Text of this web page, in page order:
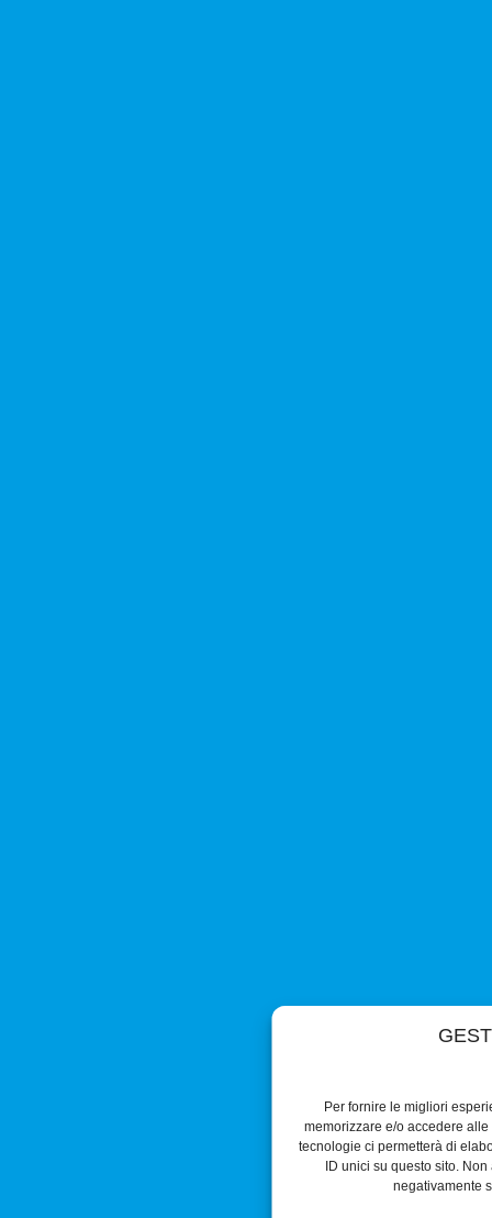
Per fornire le migliori
memorizzare e/o accedere
tecnologie ci permetterà di
ID unici su questo sito.
negativamente